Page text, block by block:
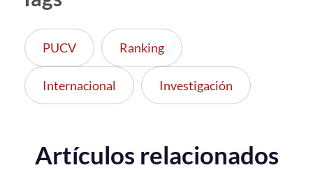
PUCV Ranking
Internacional Investigación
Artículos relacionados